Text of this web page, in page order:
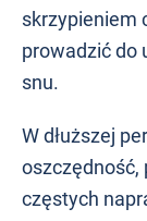
skrzypieniem
prowadzić do
snu.
W dłuższej
oszczędność,
częstych